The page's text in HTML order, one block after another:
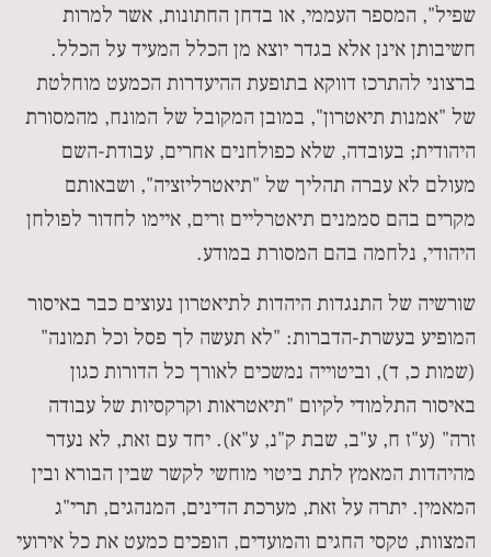
שפיל", המספר העממי, או בדחן החתונות, אשר למרות
חשיבותן אינן אלא בגדר יוצא מן הכלל המעיד על הכלל.
ברצוני להתרכז דווקא בתופעת ההיעדרות הכמעט מוחלטת
של "אמנות תיאטרון", במובן המקובל של המונח, מהמסורת
היהודית; בעובדה, שלא כפולחנים אחרים, עבודת-השם
מעולם לא עברה תהליך של "תיאטרליזציה", ושבאותם
מקרים בהם סממנים תיאטרליים זרים, איימו לחדור לפולחן
היהודי, נלחמה בהם המסורת במודע.
שורשיה של התנגדות היהדות לתיאטרון נעוצים כבר באיסור
המופיע בעשרת-הדברות: "לא תעשה לך פסל וכל תמונה"
(שמות כ, ד), וביטוייה נמשכים לאורך כל הדורות כגון
באיסור התלמודי לקיום "תיאטראות וקרקסיות של עבודה
זרה" (ע"ז ח, ע"ב, שבת ק"נ, ע"א). יחד עם זאת, לא נעדר
מהיהדות המאמץ לתת ביטוי מוחשי לקשר שבין הבורא ובין
המאמין. יתרה על זאת, מערכת הדינים, המנהגים, תרי"ג
המצוות, טקסי החגים והמועדים, הופכים כמעט את כל אירועי